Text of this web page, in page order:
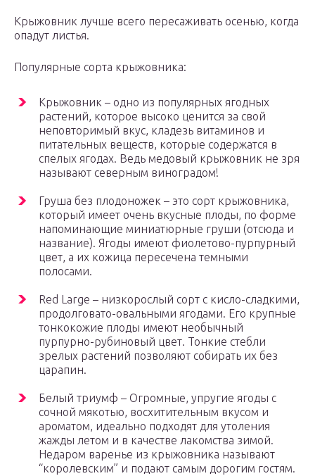
Крыжовник лучше всего пересаживать осенью, когда
опадут листья.
Популярные сорта крыжовника:
Крыжовник – одно из популярных ягодных
растений, которое высоко ценится за свой
неповторимый вкус, кладезь витаминов и
питательных веществ, которые содержатся в
спелых ягодах. Ведь медовый крыжовник не зря
называют северным виноградом!
Груша без плодоножек – это сорт крыжовника,
который имеет очень вкусные плоды, по форме
напоминающие миниатюрные груши (отсюда и
название). Ягоды имеют фиолетово-пурпурный
цвет, а их кожица пересечена темными
полосами.
Red Large – низкорослый сорт с кисло-сладкими,
продолговато-овальными ягодами. Его крупные
тонкокожие плоды имеют необычный
пурпурно-рубиновый цвет. Тонкие стебли
зрелых растений позволяют собирать их без
царапин.
Белый триумф – Огромные, упругие ягоды с
сочной мякотью, восхитительным вкусом и
ароматом, идеально подходят для утоления
жажды летом и в качестве лакомства зимой.
Недаром варенье из крыжовника называют
“королевским” и подают самым дорогим гостям.